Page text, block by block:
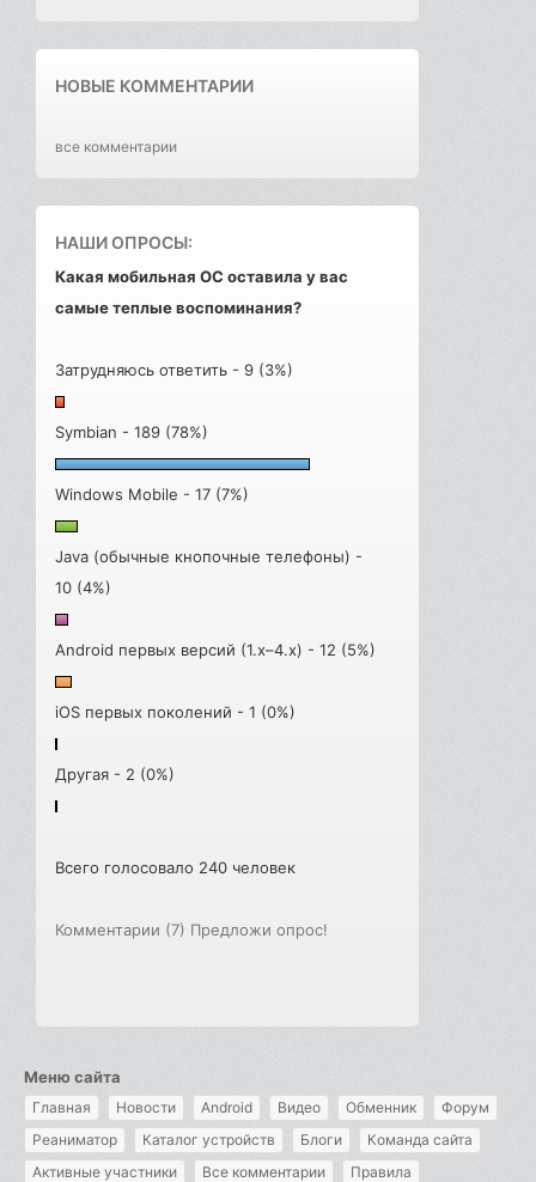
НОВЫЕ КОММЕНТАРИИ
все комментарии
НАШИ ОПРОСЫ:
Какая мобильная ОС оставила у вас
самые теплые воспоминания?
Затрудняюсь ответить - 9 (3%)
Symbian - 189 (78%)
Windows Mobile - 17 (7%)
Java (обычные кнопочные телефоны) -
10 (4%)
Android первых версий (1.x–4.x) - 12 (5%)
iOS первых поколений - 1 (0%)
Другая - 2 (0%)
Всего голосовало 240 человек
Комментарии (7) Предложи опрос!
Меню сайта
Главная Новости Android Видео Обменник
Форум
Реаниматор
Каталог устройств Блоги
Команда сайта
Активные участники
Все комментарии Правила